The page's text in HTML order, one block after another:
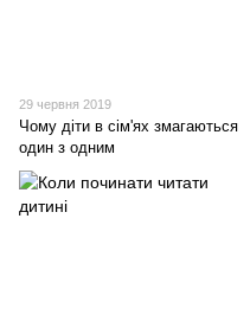
29 червня 2019
Чому діти в сім'ях змагаються
один з одним